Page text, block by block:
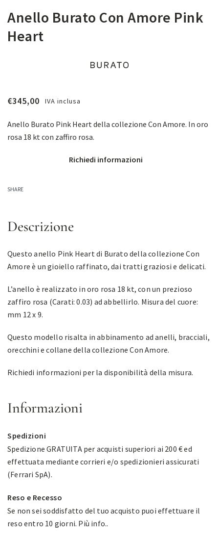
Anello Burato Con Amore Pink
Heart
€345,00 IVA inclusa
Anello Burato Pink Heart della collezione Con Amore. In oro
rosa 18 kt con zaffiro rosa.
Richiedi informazioni
SHARE
Descrizione
Questo anello Pink Heart di Burato della collezione Con
Amore è un gioiello raffinato, dai tratti graziosi e delicati.
L’anello è realizzato in oro rosa 18 kt, con un prezioso
zaffiro rosa (Carati: 0.03) ad abbellirlo. Misura del cuore:
mm 12 x 9.
Questo modello risalta in abbinamento ad anelli, bracciali,
orecchini e collane della collezione Con Amore.
Richiedi informazioni per la disponibilità della misura.
Informazioni
Spedizioni
Spedizione GRATUITA per acquisti superiori ai 200 € ed
effettuata mediante corrieri e/o spedizionieri assicurati
(Ferrari SpA).
Reso e Recesso
Se non sei soddisfatto del tuo acquisto puoi effettuare il
reso entro 10 giorni. Più info..